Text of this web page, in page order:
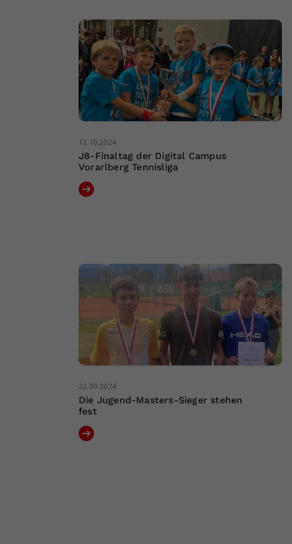
12.10.2024
J8-Finaltag der Digital Campus
Vorarlberg Tennisliga
22.09.2024
Die Jugend-Masters-Sieger stehen
fest